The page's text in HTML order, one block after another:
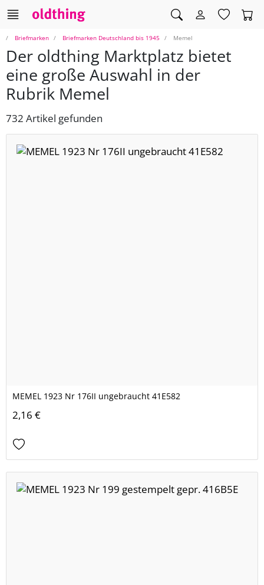
Briefmarken Briefmarken Deutschland bis 1945 Memel
Der oldthing Marktplatz bietet
eine große Auswahl in der
Rubrik Memel
732 Artikel gefunden
MEMEL 1923 Nr 176II ungebraucht 41E582
2,16 €